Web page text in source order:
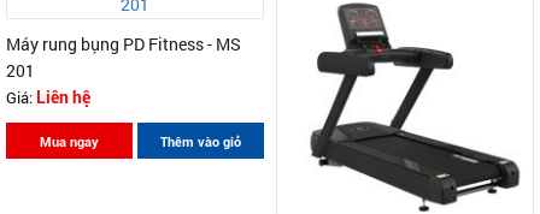
Máy rung bụng PD Fitness - MS
201
Giá: Liên hệ
Mua ngay Thêm vào giỏ